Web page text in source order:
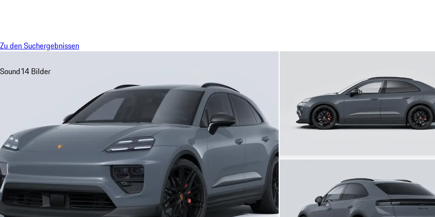
Zu den Suchergebnissen
Sound14 Bilder